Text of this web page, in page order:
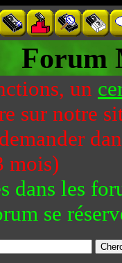
Forum
un
sur notre
mois)
dans les
se